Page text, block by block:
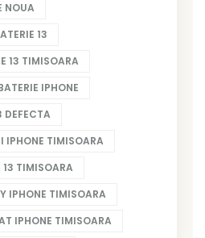
NOUA
13
13 TIMISOARA
IPHONE
DEFECTA
IPHONE TIMISOARA
13 TIMISOARA
IPHONE TIMISOARA
IPHONE TIMISOARA